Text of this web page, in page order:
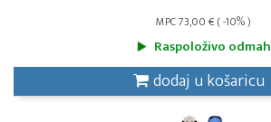
MPC 73,00 € ( -10% )
Raspoloživo odmah
dodaj u košaricu